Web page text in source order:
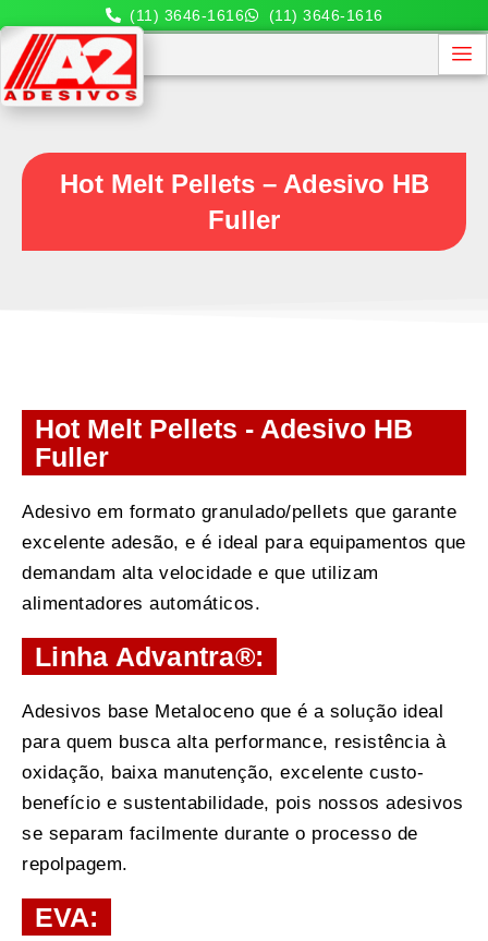
(11) 3646-1616 (11) 3646-1616
Hot Melt Pellets – Adesivo HB
Fuller
Hot Melt Pellets - Adesivo HB
Fuller
Adesivo em formato granulado/pellets que garante
excelente adesão, e é ideal para equipamentos que
demandam alta velocidade e que utilizam
alimentadores automáticos.
Linha Advantra®:
Adesivos base Metaloceno que é a solução ideal
para quem busca alta performance, resistência à
oxidação, baixa manutenção, excelente custo-
benefício e sustentabilidade, pois nossos adesivos
se separam facilmente durante o processo de
repolpagem.
EVA: